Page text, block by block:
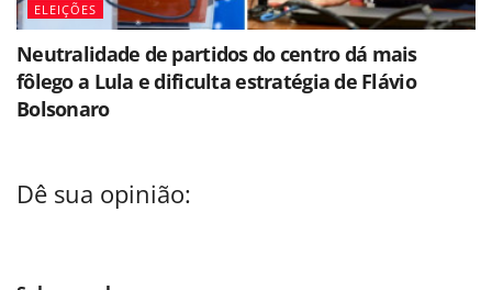
ELEIÇÕES
Neutralidade de partidos do centro dá mais
fôlego a Lula e dificulta estratégia de Flávio
Bolsonaro
Dê sua opinião: